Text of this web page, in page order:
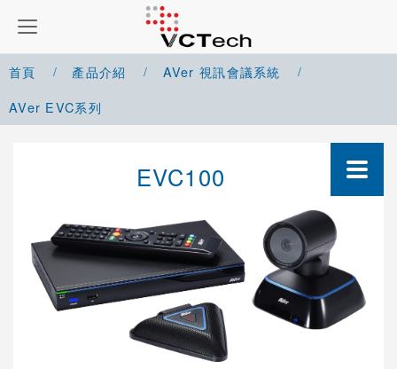
首頁 產品介紹
AVer 視訊會議系統
AVer EVC系列
Microsoft Teams 解決方案
Zoom 解決方案
Cisco Webex 解決方案
Yealink 視訊會議系統
Cisco 視訊會議系統
EVC100